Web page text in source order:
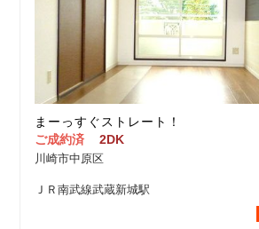
まーっすぐストレート！
ご成約済
2DK
川崎市中原区
ＪＲ南武線武蔵新城駅